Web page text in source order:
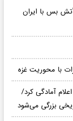
آتش بس با ایران
با محوریت غزه
آمادگی کرد/
بزرگی می‌شود